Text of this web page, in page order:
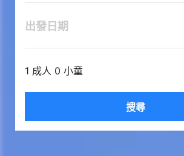
出發日期
1 成人 0 小童
搜尋